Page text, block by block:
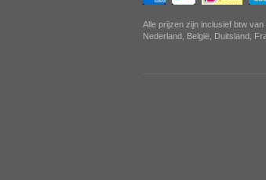
Alle prijzen zijn inclusief btw
Nederland, België, Duitsland,